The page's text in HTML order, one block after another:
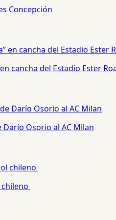
Concepción
cancha del Estadio Ester
Osorio al AC Milan